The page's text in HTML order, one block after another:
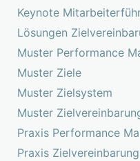
Keynote
Lösungen
Muster Performance
Muster Ziele
Muster Zielsystem
Muster
Praxis Performance
Praxis